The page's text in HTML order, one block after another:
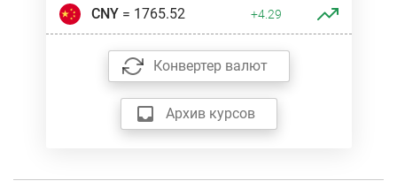
CNY= 1765.52 +4.29
Конвертер валют
Архив курсов